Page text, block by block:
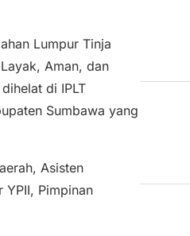
Lumpur Tinja
Aman, dan
di IPLT
Sumbawa yang
Asisten
YPII, Pimpinan